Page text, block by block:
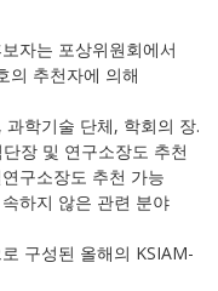
자는 포상위원회에서
의 추천자에 의해
학기술 단체, 학회의 장.
장 및 연구소장도 추천
구소장도 추천 가능
하지 않은 관련 분야
구성된 올해의 KSIAM-